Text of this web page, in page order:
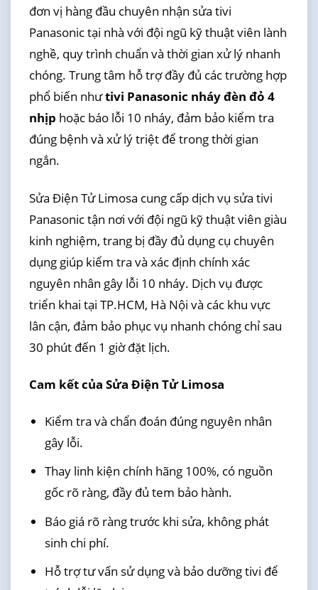
đơn vị hàng đầu chuyên nhận sửa tivi
Panasonic tại nhà với đội ngũ kỹ thuật viên lành
nghề, quy trình chuẩn và thời gian xử lý nhanh
chóng. Trung tâm hỗ trợ đầy đủ các trường hợp
phổ biến nhưtivi Panasonic nháy đèn đỏ 4
nhịp hoặc báo lỗi 10 nháy, đảm bảo kiểm tra
đúng bệnh và xử lý triệt để trong thời gian
ngắn.
Sửa Điện Tử Limosa cung cấp dịch vụ sửa tivi
Panasonic tận nơi với đội ngũ kỹ thuật viên giàu
kinh nghiệm, trang bị đầy đủ dụng cụ chuyên
dụng giúp kiểm tra và xác định chính xác
nguyên nhân gây lỗi 10 nháy. Dịch vụ được
triển khai tại TP.HCM, Hà Nội và các khu vực
lân cận, đảm bảo phục vụ nhanh chóng chỉ sau
30 phút đến 1 giờ đặt lịch.
Cam kết của Sửa Điện Tử Limosa
Kiểm tra và chẩn đoán đúng nguyên nhân
gây lỗi.
Thay linh kiện chính hãng 100%, có nguồn
gốc rõ ràng, đầy đủ tem bảo hành.
Báo giá rõ ràng trước khi sửa, không phát
sinh chi phí.
Hỗ trợ tư vấn sử dụng và bảo dưỡng tivi để